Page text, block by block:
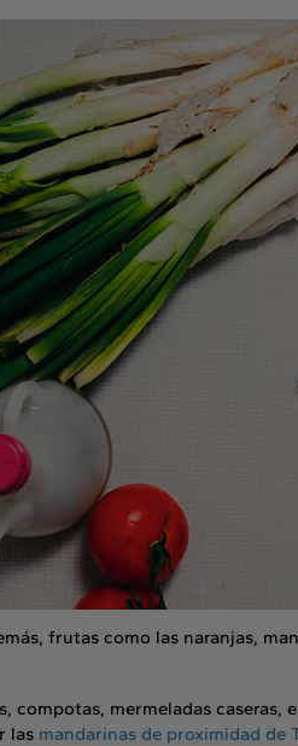
frutas como las naranjas,
compotas, mermeladas
las mandarinas de proximidad de